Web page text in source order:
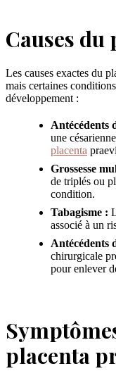
Causes
Les causes exactes du
mais certaines
développement :
Antécédents
une
placenta
Grossesse
de triplés ou
condition.
Tabagisme :
associé à un
Antécédents
chirurgicale
pour enlever
placenta